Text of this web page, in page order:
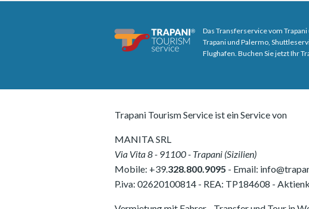
Das Transferservice vom
Trapani und Palermo,
Flughafen. Buchen Sie jetzt Ihr
Trapani Tourism Service ist ein Service von
MANITA SRL
Via Vita 8- 91100- Trapani (Sizilien)
Mobile: +39.328.800.9095 - Email:
P.iva: 02620100814 - REA: TP184608 -